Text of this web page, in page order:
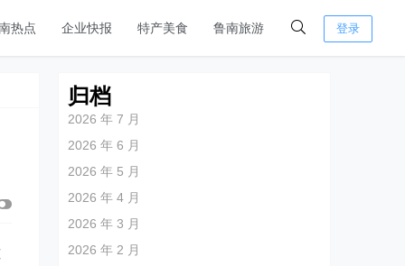
热点 企业快报 特产美食 鲁南旅游 登录
归档
2026 年 7 月
2026 年 6 月
2026 年 5 月
2026 年 4 月
2026 年 3 月
2026 年 2 月